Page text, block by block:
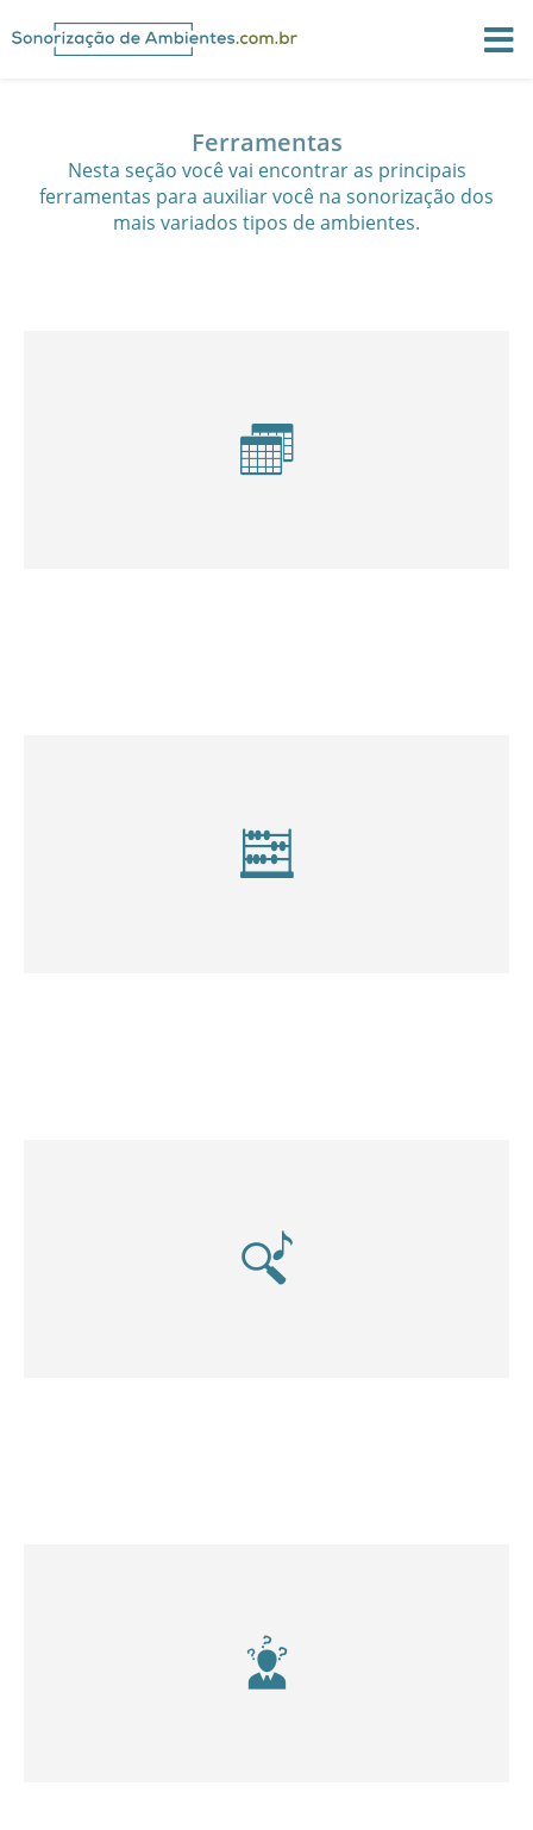
Ferramentas
Nesta seção você vai encontrar as principais
ferramentas para auxiliar você na sonorização dos
mais variados tipos de ambientes.